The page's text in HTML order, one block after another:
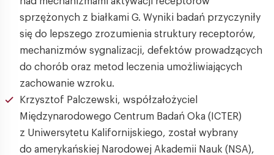
sprzężonych z białkami G. Wyniki badań przyczyniły
się do lepszego zrozumienia struktury receptorów,
mechanizmów sygnalizacji, defektów prowadzących
do chorób oraz metod leczenia umożliwiających
zachowanie wzroku.
Krzysztof Palczewski, współzałożyciel
Międzynarodowego Centrum Badań Oka (ICTER)
z Uniwersytetu Kalifornijskiego, został wybrany
do amerykańskiej Narodowej Akademii Nauk (NSA),